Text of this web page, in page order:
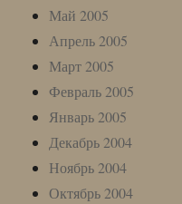
Май 2005
Апрель 2005
Март 2005
Февраль 2005
Январь 2005
Декабрь 2004
Ноябрь 2004
Октябрь 2004